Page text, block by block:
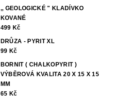
,, GEOLOGICKÉ " KLADÍVKO
KOVANÉ
499 Kč
DRŮZA - PYRIT XL
99 Kč
BORNIT ( CHALKOPYRIT )
VÝBĚROVÁ KVALITA 20 X 15 X 15
MM
65 Kč